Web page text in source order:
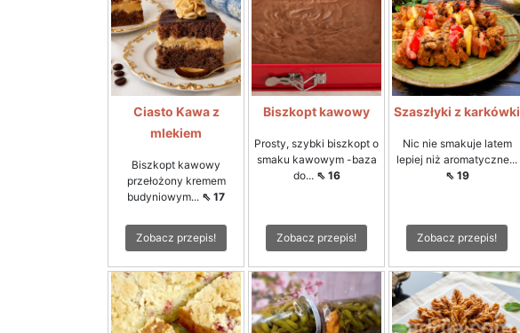
Ciasto Kawa z
mlekiem
Biszkopt kawowy
przełożony kremem
budyniowym... ⇖ 17
Zobacz przepis!
Biszkopt kawowy
Prosty, szybki biszkopt o
smaku kawowym -baza
do... ⇖ 16
Zobacz przepis!
Szaszłyki z karkówki
Nic nie smakuje latem
lepiej niż aromatyczne...
⇖ 19
Zobacz przepis!